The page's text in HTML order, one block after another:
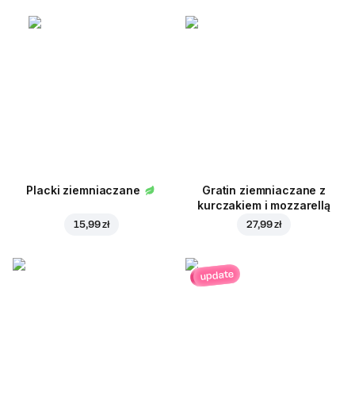
Placki ziemniaczane
15,99 zł
Gratin ziemniaczane z
kurczakiem i mozzarellą
27,99 zł
update